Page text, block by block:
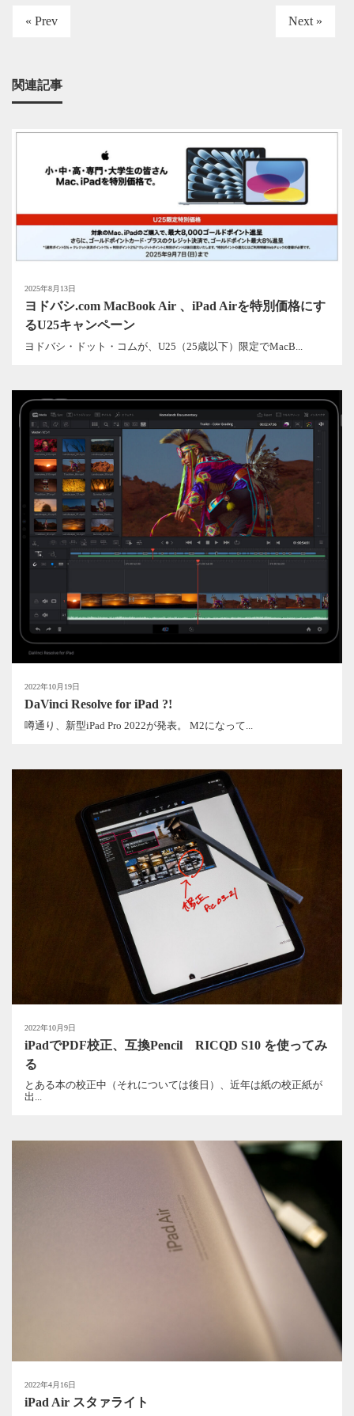
« Prev Next »
関連記事
2025年8月13日
ヨドバシ.com MacBook Air 、iPad Airを特別価格にす
るU25キャンペーン
ヨドバシ・ドット・コムが、U25（25歳以下）限定でMacB...
2022年10月19日
DaVinci Resolve for iPad ?!
噂通り、新型iPad Pro 2022が発表。 M2になって...
2022年10月9日
iPadでPDF校正、互換Pencil RICQD S10 を使ってみ
る
とある本の校正中（それについては後日）、近年は紙の校正紙が
出...
2022年4月16日
iPad Air スタァライト